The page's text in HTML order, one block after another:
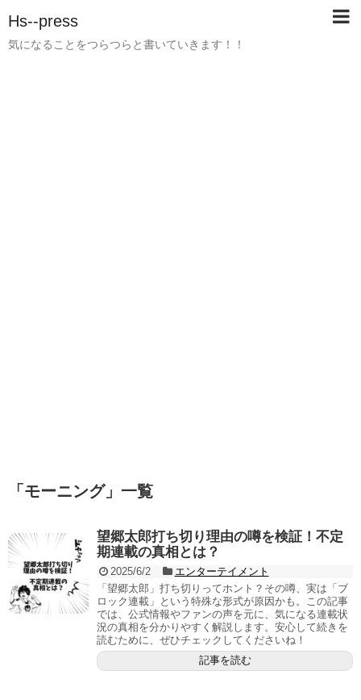
Hs--press
気になることをつらつらと書いていきます！！
「 モーニング」 一覧
望郷太郎打ち切り理由の噂を検証！不定
期連載の真相とは？
2025/6/2
エンターテイメント
「望郷太郎」打ち切りってホント？その噂、実は「ブ
ロック連載」という特殊な形式が原因かも。この記事
では、公式情報やファンの声を元に、気になる連載状
況の真相を分かりやすく解説します。安心して続きを
読むために、ぜひチェックしてくださいね！
記事を読む